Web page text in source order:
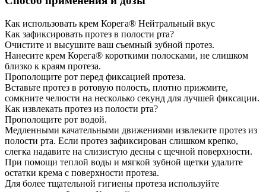
Как использовать крем Корега® Hейтральный вкус
Как зафиксировать протез в полости рта?
Очистите и высушите ваш съемный зубной протез.
Нанесите крем Корега® короткими полосками, не слишком
близко к краям протеза.
Прополощите рот перед фиксацией протеза.
Вставьте протез в ротовую полость, плотно прижмите,
сомкните челюсти на несколько секунд для лучшей фиксации.
Как извлекать протез из полости рта?
Прополощите рот водой.
Медленными качательными движениями извлеките протез из
полости рта. Если протез зафиксирован слишком крепко,
слегка надавите на слизистую десны с щечной поверхности.
При помощи теплой воды и мягкой зубной щетки удалите
остатки крема с поверхности протеза.
Для более тщательной гигиены протеза используйте